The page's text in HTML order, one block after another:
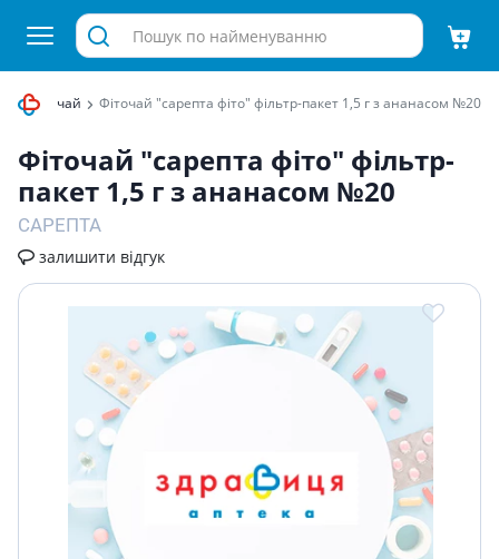
чай Фiточай "сарепта фiто" фiльтр-пакет 1,5 г з ананасом №20
Фiточай "сарепта фiто" фiльтр-
пакет 1,5 г з ананасом №20
САРЕПТА
залишити відгук